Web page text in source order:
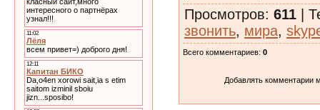
Просмотров: 611 |
звонить, мира,
Всего комментариев: 0
Добавлять комментарии